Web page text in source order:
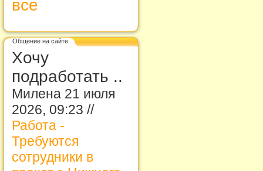
все
Общение на сайте
Хочу
подработать ..
Милена 21 июля
2026, 09:23 //
Работа -
Требуются
сотрудники в